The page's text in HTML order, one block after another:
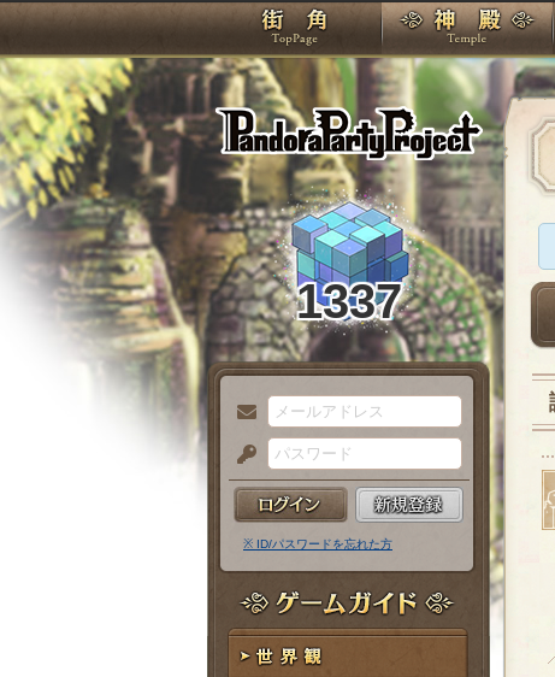
TOP
1337
メ
ー
ル
ア
ド
レ
ス
パ
ス
ー
ド
※ ID/パスワードを忘れた方
ゲームガイド